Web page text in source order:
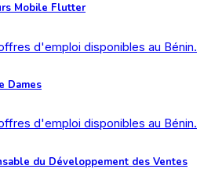
Mobile Flutter
Dames
du Développement des Ventes